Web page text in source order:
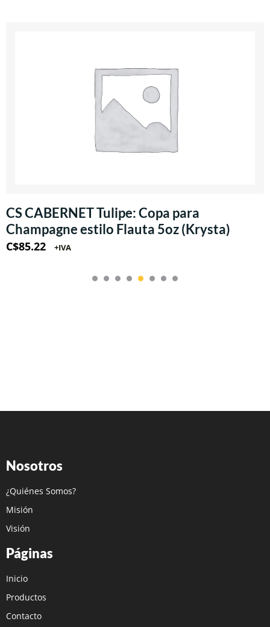
CS CABERNET Tulipe: Copa para
Champagne estilo Flauta 5oz (Krysta)
C$85.22 +IVA
Nosotros
¿Quiénes Somos?
Misión
Visión
Páginas
Inicio
Productos
Contacto